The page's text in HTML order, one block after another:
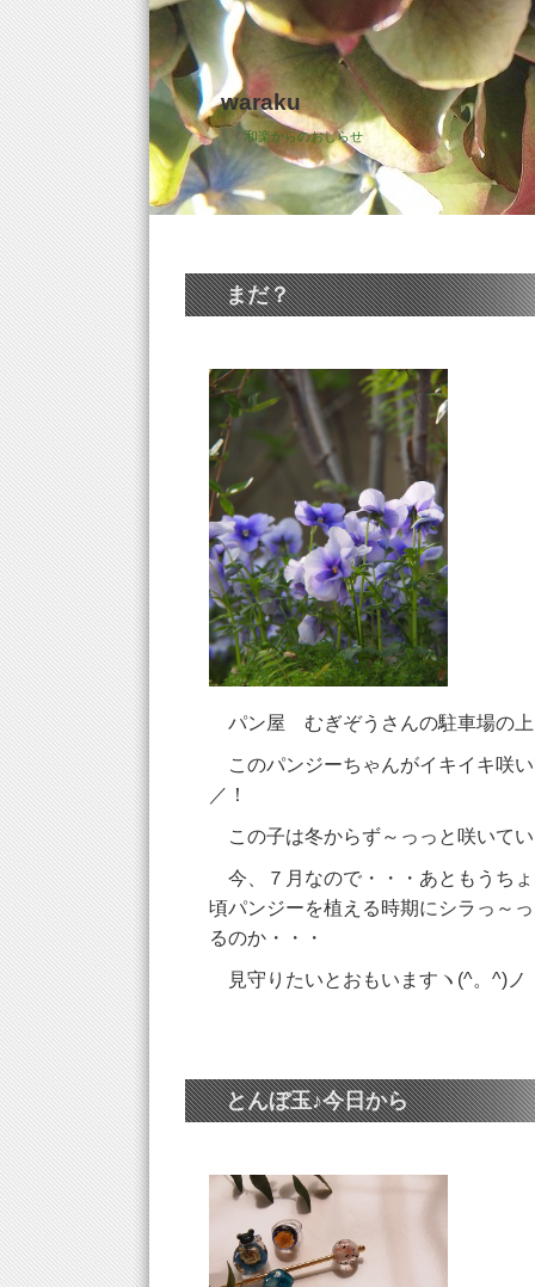
waraku
和楽からのおしらせ
まだ？
パン屋 むぎぞうさんの駐車場の上
このパンジーちゃんがイキイキ咲
／！
この子は冬からず～っっと咲いて
今、７月なので・・・あともうち
頃パンジーを植える時期にシラっ～
るのか・・・
見守りたいとおもいますヽ(^。^)ノ
とんぼ玉♪今日から